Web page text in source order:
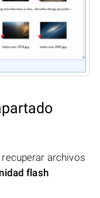
archivos
flash